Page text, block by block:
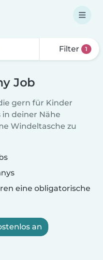
Filter 1
Job
gern für Kinder
in deiner Nähe
Windeltasche zu
eine obligatorische
an